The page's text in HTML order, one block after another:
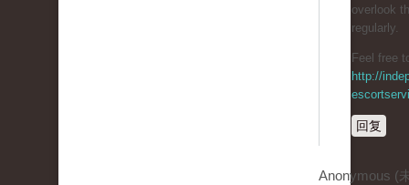
overlook
regularly.
Feel free
http://
回复
Anonymous (